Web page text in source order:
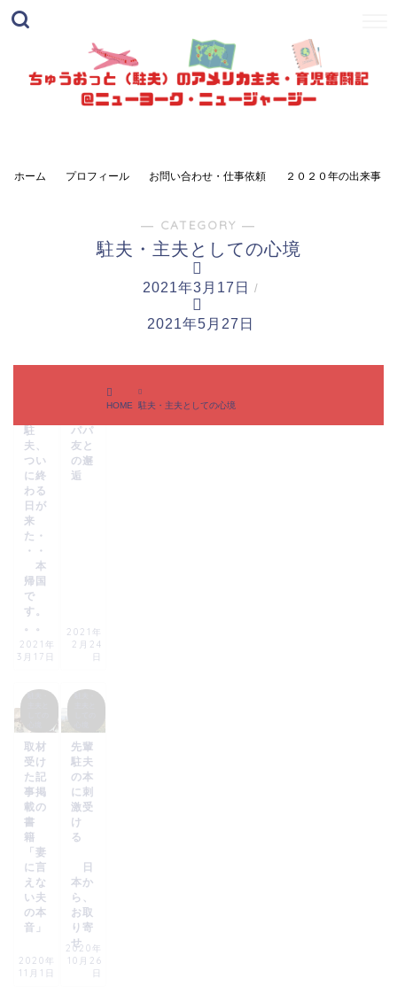
ホーム プロフィール お問い合わせ・仕事依頼 ２０２０年の出来事
― CATEGORY ―
駐夫・主夫としての心境
2021年3月17日 /
2021年5月27日
駐
夫、
つい
に終
わる
日が
来
た・
・・
本
帰国
で
す。
。。
2021年
3月17日
パパ
友と
の邂
逅
2021年
2月24
日
取材
受け
た記
事掲
載の
書
籍
「妻
に言
えな
い夫
の本
音」
2020年
11月1日
先輩
駐夫
の本
に刺
激受
け
る
日
本か
ら、
お取
り寄
せ
2020年
10月26
日
HOME 駐夫・主夫としての心境